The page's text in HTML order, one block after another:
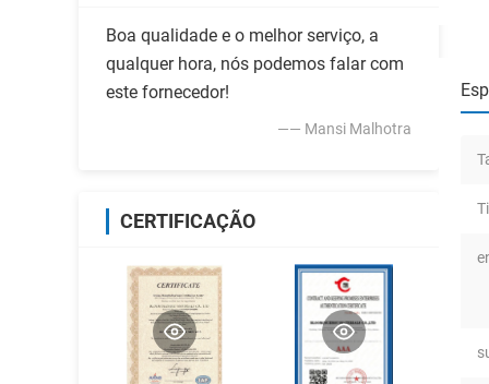
Boa qualidade e o melhor serviço, a
qualquer hora, nós podemos falar com
este fornecedor!
—— Mansi Malhotra
CERTIFICAÇÃO